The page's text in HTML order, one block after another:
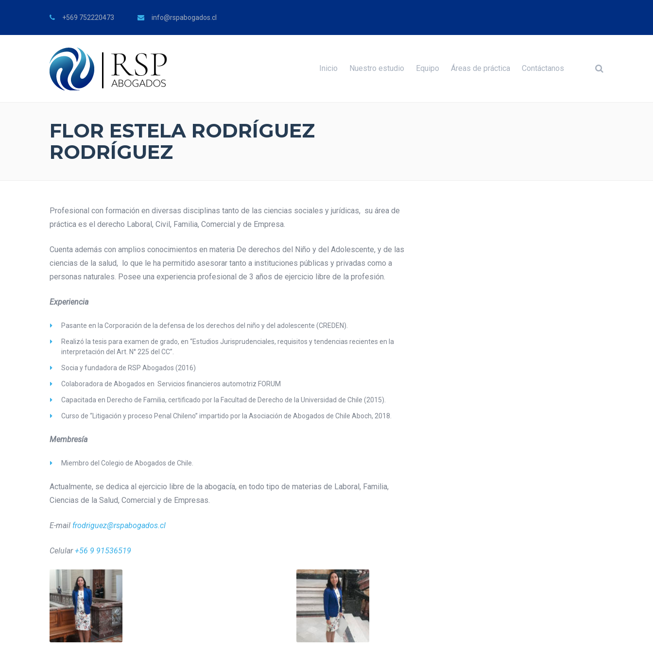
+569 752220473 info@rspabogados.cl
Inicio Nuestro estudio Equipo Áreas de práctica Contáctanos
FLOR ESTELA RODRÍGUEZ
RODRÍGUEZ
Profesional con formación en diversas disciplinas tanto de las ciencias sociales y jurídicas, su área de
práctica es el derecho Laboral, Civil, Familia, Comercial y de Empresa.
Cuenta además con amplios conocimientos en materia De derechos del Niño y del Adolescente, y de las
ciencias de la salud, lo que le ha permitido asesorar tanto a instituciones públicas y privadas como a
personas naturales. Posee una experiencia profesional de 3 años de ejercicio libre de la profesión.
Experiencia
Pasante en la Corporación de la defensa de los derechos del niño y del adolescente (CREDEN).
Realizó la tesis para examen de grado, en “Estudios Jurisprudenciales, requisitos y tendencias recientes en la
interpretación del Art. N° 225 del CC”.
Socia y fundadora de RSP Abogados (2016)
Colaboradora de Abogados en Servicios financieros automotriz FORUM
Capacitada en Derecho de Familia, certificado por la Facultad de Derecho de la Universidad de Chile (2015).
Curso de “Litigación y proceso Penal Chileno” impartido por la Asociación de Abogados de Chile Aboch, 2018.
Membresía
Miembro del Colegio de Abogados de Chile.
Actualmente, se dedica al ejercicio libre de la abogacía, en todo tipo de materias de Laboral, Familia,
Ciencias de la Salud, Comercial y de Empresas.
E-mail frodriguez@rspabogados.cl
Celular+56 9 91536519